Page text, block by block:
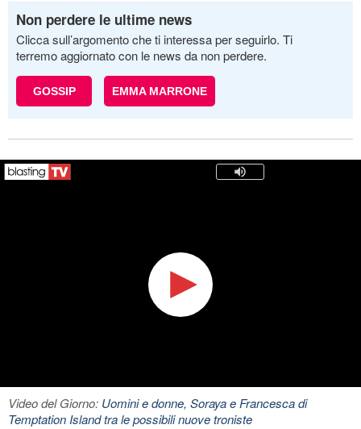
Non perdere le ultime news
Clicca sull’argomento che ti interessa per seguirlo. Ti
terremo aggiornato con le news da non perdere.
GOSSIP EMMA MARRONE
Video del Giorno: Uomini e donne, Soraya e Francesca di
Temptation Island tra le possibili nuove troniste